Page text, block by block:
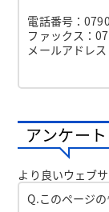
電話番号：
ファックス：
メールアドレ
アンケート
より良いウェブ
Q.このページ